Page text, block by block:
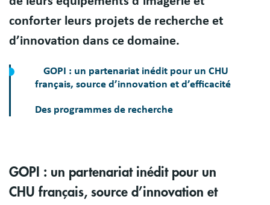
conforter leurs projets de recherche et
d’innovation dans ce domaine.
GOPI : un partenariat inédit pour un CHU
français, source d’innovation et d’efficacité
Des programmes de recherche
GOPI : un partenariat inédit pour un
CHU français, source d’innovation et